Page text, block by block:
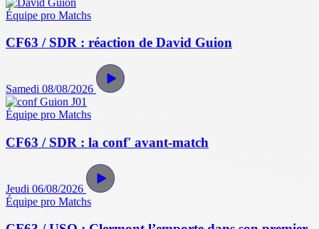
Équipe pro Matchs
CF63 / SDR : réaction de David Guion
Samedi 08/08/2026
Équipe pro Matchs
CF63 / SDR : la conf' avant-match
Jeudi 06/08/2026
Équipe pro Matchs